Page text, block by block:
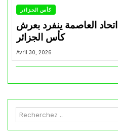
كأس الجزائر
العاصمة ينفرد بعرش
كأس الجزائر
Avril 30, 2026